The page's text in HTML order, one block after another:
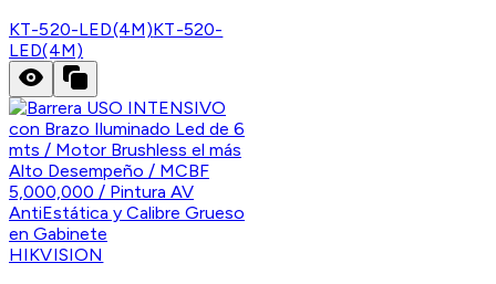
KT-520-LED(4M)KT-520-
LED(4M)
HIKVISION